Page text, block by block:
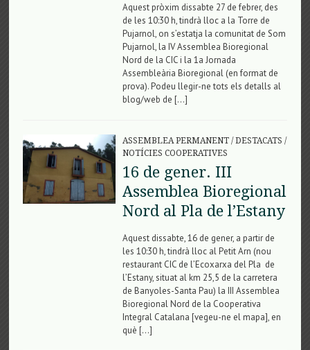
Aquest pròxim dissabte 27 de febrer, des
de les 10:30 h, tindrà lloc a la Torre de
Pujarnol, on s’estatja la comunitat de Som
Pujarnol, la IV Assemblea Bioregional
Nord de la CIC i la 1a Jornada
Assembleària Bioregional (en format de
prova). Podeu llegir-ne tots els detalls al
blog/web de […]
ASSEMBLEA PERMANENT/DESTACATS /
NOTÍCIES COOPERATIVES
16 de gener. III
Assemblea Bioregional
Nord al Pla de l’Estany
Aquest dissabte, 16 de gener, a partir de
les 10:30 h, tindrà lloc al Petit Arn (nou
restaurant CIC de l’Ecoxarxa del Pla de
l’Estany, situat al km 25,5 de la carretera
de Banyoles-Santa Pau) la III Assemblea
Bioregional Nord de la Cooperativa
Integral Catalana [vegeu-ne el mapa], en
què […]